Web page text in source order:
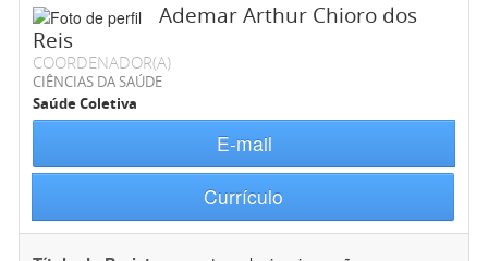
Ademar Arthur Chioro dos
Reis
COORDENADOR(A)
CIÊNCIAS DA SAÚDE
Saúde Coletiva
E-mail
Currículo